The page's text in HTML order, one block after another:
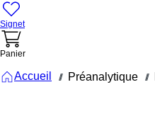
Signet
Panier
Accueil /// Préanalytique ///